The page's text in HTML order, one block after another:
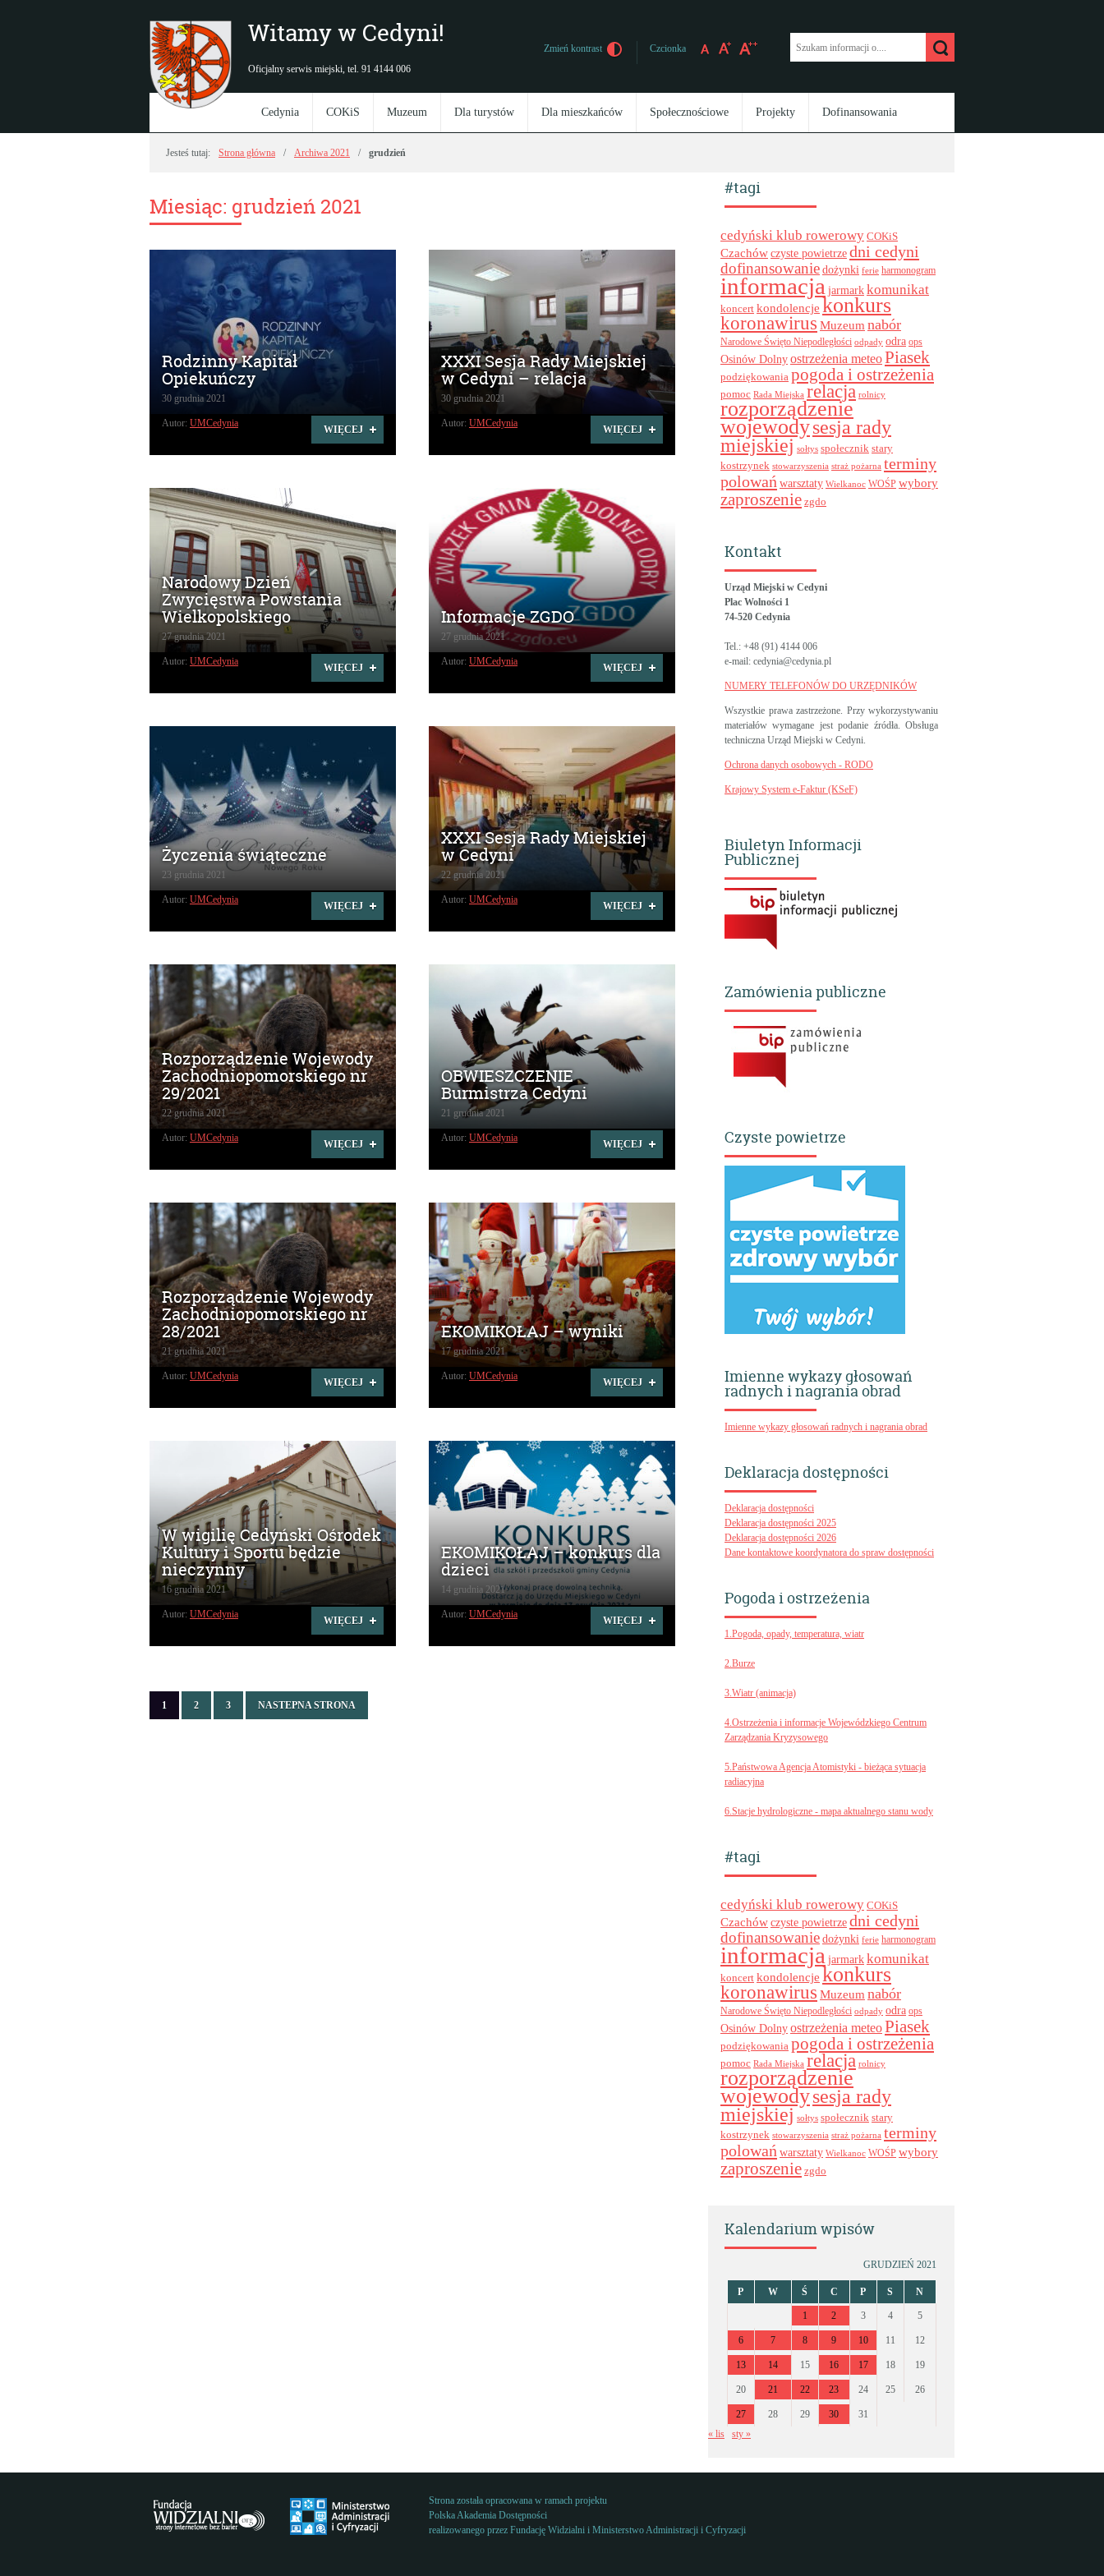
Witamy w Cedyni!
Oficjalny serwis miejski, tel. 91 4144 006
Zmień kontrast Czcionka
Cedynia COKiS Muzeum Dla turystów Dla mieszkańców Społecznościowe Projekty Dofinansowania
Jesteś tutaj: Strona główna Archiwa 2021 grudzień
Miesiąc: grudzień 2021
Rodzinny Kapitał
Opiekuńczy
30 grudnia 2021
WIĘCEJ
Autor: UMCedynia
XXXI Sesja Rady Miejskiej
w Cedyni – relacja
30 grudnia 2021
WIĘCEJ
Autor: UMCedynia
Narodowy Dzień
Zwycięstwa Powstania
Wielkopolskiego
27 grudnia 2021
WIĘCEJ
Autor: UMCedynia
Informacje ZGDO
27 grudnia 2021
WIĘCEJ
Autor: UMCedynia
Życzenia świąteczne
23 grudnia 2021
WIĘCEJ
Autor: UMCedynia
XXXI Sesja Rady Miejskiej
w Cedyni
22 grudnia 2021
WIĘCEJ
Autor: UMCedynia
Rozporządzenie Wojewody
Zachodniopomorskiego nr
29/2021
22 grudnia 2021
WIĘCEJ
Autor: UMCedynia
OBWIESZCZENIE
Burmistrza Cedyni
21 grudnia 2021
WIĘCEJ
Autor: UMCedynia
Rozporządzenie Wojewody
Zachodniopomorskiego nr
28/2021
21 grudnia 2021
WIĘCEJ
Autor: UMCedynia
EKOMIKOŁAJ – wyniki
17 grudnia 2021
WIĘCEJ
Autor: UMCedynia
W wigilię Cedyński Ośrodek
Kultury i Sportu będzie
nieczynny
16 grudnia 2021
WIĘCEJ
Autor: UMCedynia
EKOMIKOŁAJ – konkurs dla
dzieci
14 grudnia 2021
WIĘCEJ
Autor: UMCedynia
1 2 3 NASTEPNA STRONA
#tagi
cedyński klub rowerowy COKiS
Czachówczyste powietrzedni cedyni
dofinansowanie dożynki ferie harmonogram
informacja jarmark komunikat
koncert kondolencje konkurs
koronawirus Muzeum nabór
Narodowe Święto Niepodległości odpady odra ops
Osinów Dolnyostrzeżenia meteoPiasek
podziękowania pogoda i ostrzeżenia
pomoc Rada Miejska relacja rolnicy
rozporządzenie
wojewodysesja rady
miejskiej sołtys społecznik stary
kostrzynek stowarzyszenia straż pożarna terminy
polowań warsztaty Wielkanoc WOŚP wybory
zaproszenie zgdo
Kontakt
Urząd Miejski w Cedyni
Plac Wolności 1
74-520 Cedynia
Tel.: +48 (91) 4144 006
e-mail: cedynia@cedynia.pl
NUMERY TELEFONÓW DO URZĘDNIKÓW
Wszystkie prawa zastrzeżone. Przy wykorzystywaniu
materiałów wymagane jest podanie źródła. Obsługa
techniczna Urząd Miejski w Cedyni.
Ochrona danych osobowych - RODO
Krajowy System e-Faktur (KSeF)
Biuletyn Informacji
Publicznej
Zamówienia publiczne
Czyste powietrze
Imienne wykazy głosowań
radnych i nagrania obrad
Imienne wykazy głosowań radnych i nagrania obrad
Deklaracja dostępności
Deklaracja dostępności
Deklaracja dostępności 2025
Deklaracja dostępności 2026
Dane kontaktowe koordynatora do spraw dostępności
Pogoda i ostrzeżenia
1.Pogoda, opady, temperatura, wiatr
2.Burze
3.Wiatr (animacja)
4.Ostrzeżenia i informacje Wojewódzkiego Centrum
Zarządzania Kryzysowego
5.Państwowa Agencja Atomistyki - bieżąca sytuacja
radiacyjna
6.Stacje hydrologiczne - mapa aktualnego stanu wody
#tagi
cedyński klub rowerowy COKiS
Czachówczyste powietrzedni cedyni
dofinansowanie dożynki ferie harmonogram
informacja jarmark komunikat
koncert kondolencje konkurs
koronawirus Muzeum nabór
Narodowe Święto Niepodległości odpady odra ops
Osinów Dolnyostrzeżenia meteoPiasek
podziękowania pogoda i ostrzeżenia
pomoc Rada Miejska relacja rolnicy
rozporządzenie
wojewodysesja rady
miejskiej sołtys społecznik stary
kostrzynek stowarzyszenia straż pożarna terminy
polowań warsztaty Wielkanoc WOŚP wybory
zaproszenie zgdo
Kalendarium wpisów
GRUDZIEŃ 2021
P W Ś C P S N
1 2 3 4 5
6 7 8 9 10 11 12
13 14 15 16 17 18 19
20 21 22 23 24 25 26
27 28 29 30
31
« lis
sty »
Strona została opracowana w ramach projektu
Polska Akademia Dostępności
realizowanego przez Fundację Widzialni i Ministerstwo Administracji i Cyfryzacji